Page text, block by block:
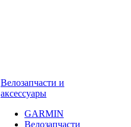
Велозапчасти и
аксессуары
GARMIN
Велозапчасти